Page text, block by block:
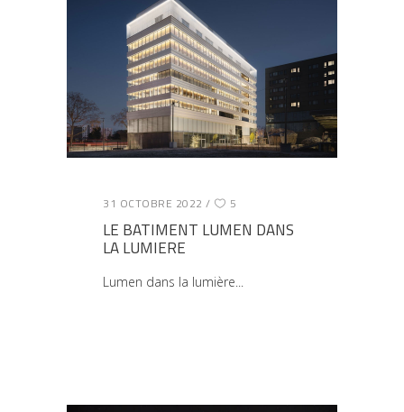
31 OCTOBRE 2022 5
LE BATIMENT LUMEN DANS
LA LUMIERE
Lumen dans la lumière